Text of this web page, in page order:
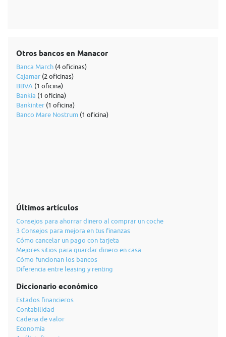
Otros bancos en Manacor
Banca March (4 oficinas)
Cajamar (2 oficinas)
BBVA (1 oficina)
Bankia (1 oficina)
Bankinter (1 oficina)
Banco Mare Nostrum (1 oficina)
Últimos artículos
Consejos para ahorrar dinero al comprar un coche
3 Consejos para mejora en tus finanzas
Cómo cancelar un pago con tarjeta
Mejores sitios para guardar dinero en casa
Cómo funcionan los bancos
Diferencia entre leasing y renting
Diccionario económico
Estados financieros
Contabilidad
Cadena de valor
Economía